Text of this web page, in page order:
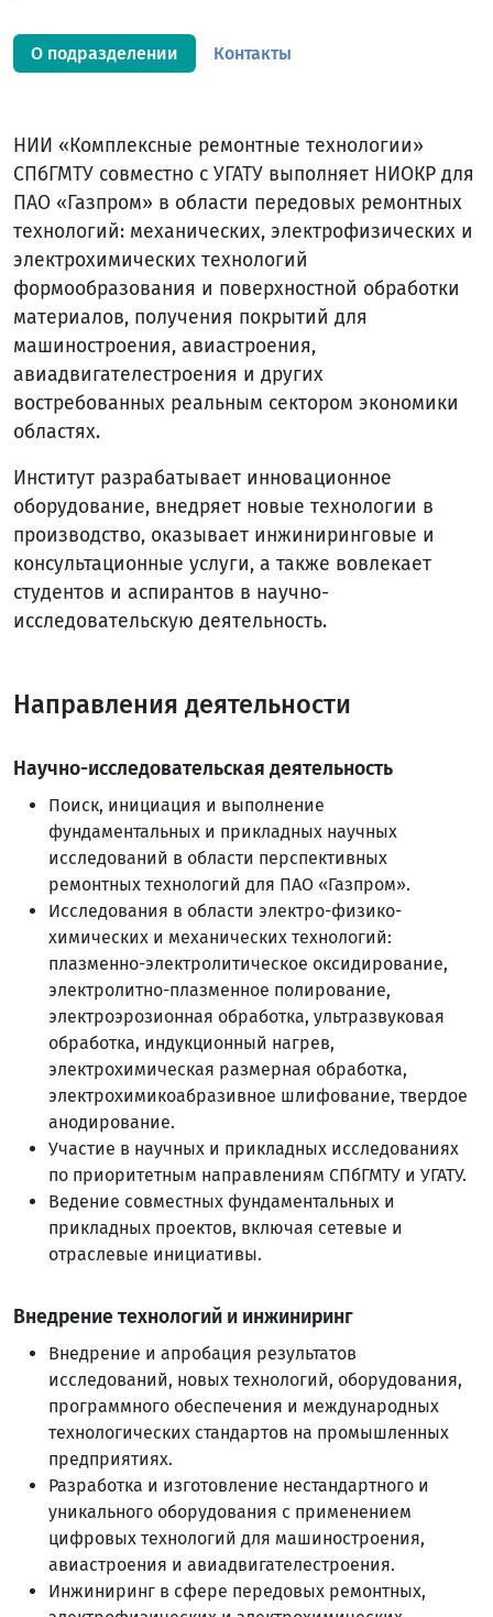
О подразделении Контакты
НИИ «Комплексные ремонтные технологии»
СПбГМТУ совместно с УГАТУ выполняет НИОКР для
ПАО «Газпром» в области передовых ремонтных
технологий: механических, электрофизических и
электрохимических технологий
формообразования и поверхностной обработки
материалов, получения покрытий для
машиностроения, авиастроения,
авиадвигателестроения и других
востребованных реальным сектором экономики
областях.
Институт разрабатывает инновационное
оборудование, внедряет новые технологии в
производство, оказывает инжиниринговые и
консультационные услуги, а также вовлекает
студентов и аспирантов в научно-
исследовательскую деятельность.
Направления деятельности
Научно-исследовательская деятельность
Поиск, инициация и выполнение
фундаментальных и прикладных научных
исследований в области перспективных
ремонтных технологий для ПАО «Газпром».
Исследования в области электро-физико-
химических и механических технологий:
плазменно-электролитическое оксидирование,
электролитно-плазменное полирование,
электроэрозионная обработка, ультразвуковая
обработка, индукционный нагрев,
электрохимическая размерная обработка,
электрохимикоабразивное шлифование, твердое
анодирование.
Участие в научных и прикладных исследованиях
по приоритетным направлениям СПбГМТУ и УГАТУ.
Ведение совместных фундаментальных и
прикладных проектов, включая сетевые и
отраслевые инициативы.
Внедрение технологий и инжиниринг
Внедрение и апробация результатов
исследований, новых технологий, оборудования,
программного обеспечения и международных
технологических стандартов на промышленных
предприятиях.
Разработка и изготовление нестандартного и
уникального оборудования с применением
цифровых технологий для машиностроения,
авиастроения и авиадвигателестроения.
Инжиниринг в сфере передовых ремонтных,